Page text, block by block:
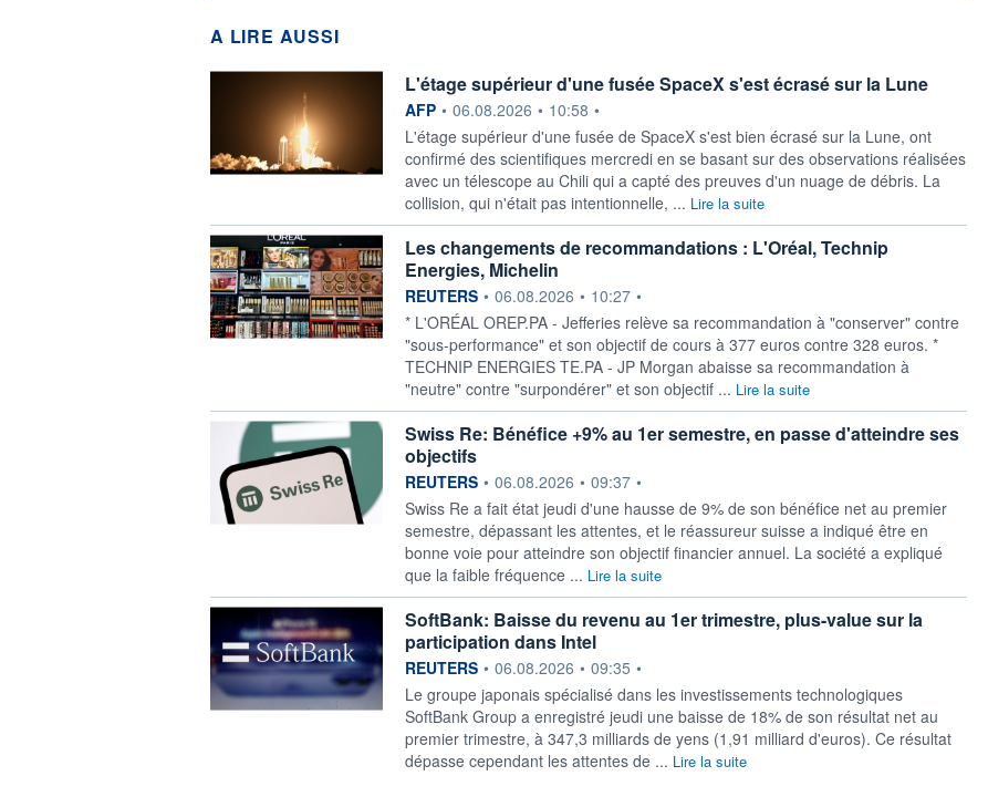
A LIRE AUSSI
L'étage supérieur d'une fusée SpaceX s'est écrasé sur la Lune
information fournie par
AFP • 06.08.2026 • 10:58 •
L'étage supérieur d'une fusée de SpaceX s'est bien écrasé sur la Lune, ont
confirmé des scientifiques mercredi en se basant sur des observations réalisées
avec un télescope au Chili qui a capté des preuves d'un nuage de débris. La
collision, qui n'était pas intentionnelle, ... Lire la suite
Les changements de recommandations : L'Oréal, Technip
Energies, Michelin
information fournie par
REUTERS • 06.08.2026 • 10:27 •
* L'ORÉAL OREP.PA - Jefferies relève sa recommandation à "conserver" contre
"sous-performance" et son objectif de cours à 377 euros contre 328 euros. *
TECHNIP ENERGIES TE.PA - JP Morgan abaisse sa recommandation à
"neutre" contre "surpondérer" et son objectif ... Lire la suite
Swiss Re: Bénéfice +9% au 1er semestre, en passe d'atteindre ses
objectifs
information fournie par
REUTERS • 06.08.2026 • 09:37 •
‌Swiss Re a fait état jeudi ​d'une hausse de 9% de son bénéfice net au premier
semestre, dépassant les ​attentes, et le réassureur suisse a indiqué ​être en
bonne voie ⁠pour atteindre son objectif financier annuel. La ‌société a expliqué
que la faible fréquence ... Lire la suite
SoftBank: Baisse du revenu au 1er trimestre, plus-value sur la
participation dans Intel
information fournie par
REUTERS • 06.08.2026 • 09:35 •
Le groupe japonais spécialisé ‌dans les investissements technologiques
SoftBank Group a enregistré jeudi une baisse ​de 18% de son résultat net au
premier trimestre, à 347,3 milliards de yens (1,91 milliard d'euros). Ce résultat
dépasse cependant les attentes de ... Lire la suite